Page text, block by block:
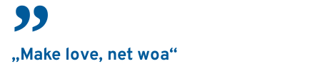
„Make love, net woa“